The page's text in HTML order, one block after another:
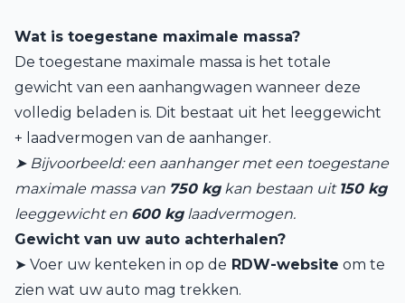
Wat is toegestane maximale massa?
De toegestane maximale massa is het totale
gewicht van een aanhangwagen wanneer deze
volledig beladen is. Dit bestaat uit het leeggewicht
+ laadvermogen van de aanhanger.
➤ Bijvoorbeeld: een aanhanger met een toegestane
maximale massa van 750 kgkan bestaan uit 150 kg
leeggewicht en 600 kglaadvermogen.
Gewicht van uw auto achterhalen?
➤ Voer uw kenteken in op de RDW-website om te
zien wat uw auto mag trekken.